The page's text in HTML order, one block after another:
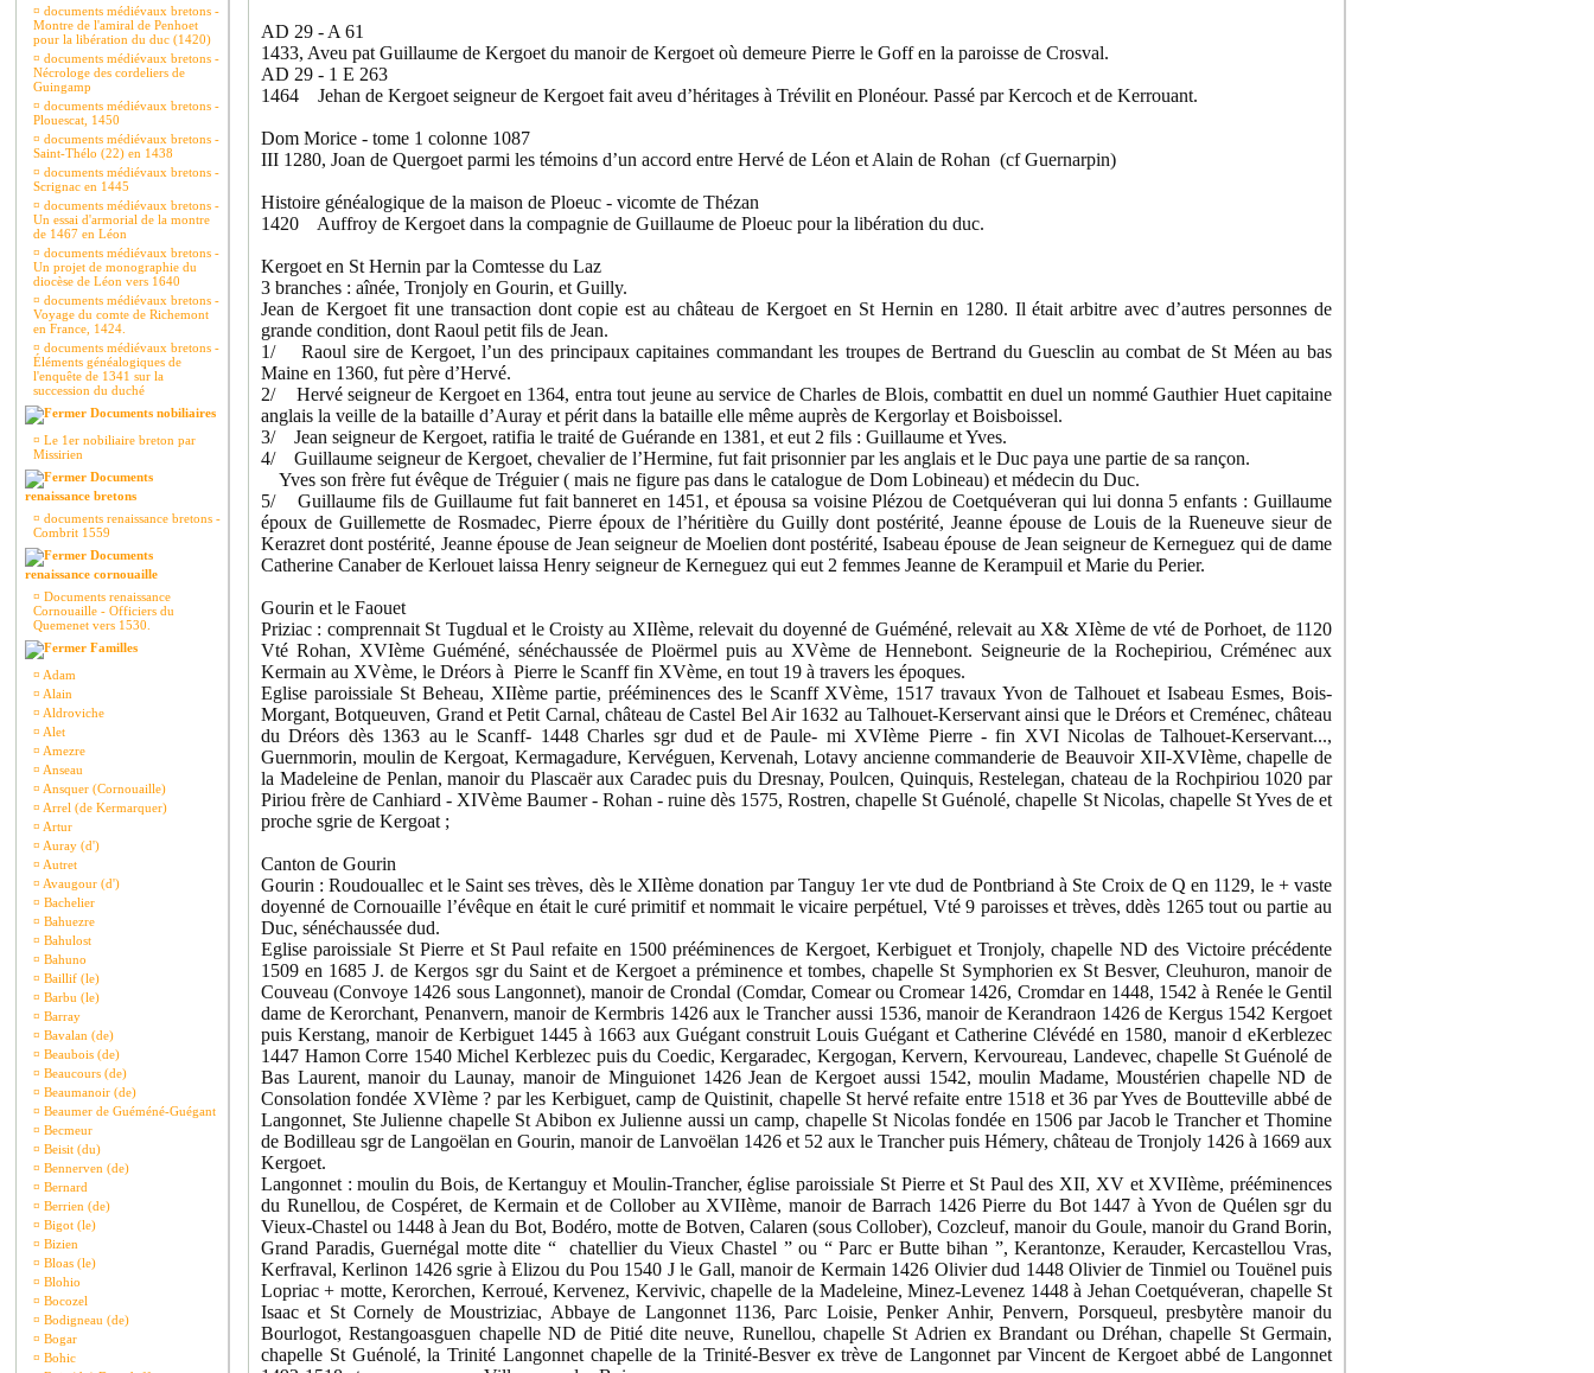
¤ documents médiévaux bretons -
Montre de l'amiral de Penhoet
pour la libération du duc (1420)
¤ documents médiévaux bretons -
Nécrologe des cordeliers de
Guingamp
¤ documents médiévaux bretons -
Plouescat, 1450
¤ documents médiévaux bretons -
Saint-Thélo (22) en 1438
¤ documents médiévaux bretons -
Scrignac en 1445
¤ documents médiévaux bretons -
Un essai d'armorial de la montre
de 1467 en Léon
¤ documents médiévaux bretons -
Un projet de monographie du
diocèse de Léon vers 1640
¤ documents médiévaux bretons -
Voyage du comte de Richemont
en France, 1424.
¤ documents médiévaux bretons -
Éléments généalogiques de
l'enquête de 1341 sur la
succession du duché
Documents nobiliaires
¤ Le 1er nobiliaire breton par
Missirien
Documents
renaissance bretons
¤ documents renaissance bretons -
Combrit 1559
Documents
renaissance cornouaille
¤ Documents renaissance
Cornouaille - Officiers du
Quemenet vers 1530.
Familles
¤ Adam
¤ Alain
¤ Aldroviche
¤ Alet
¤ Amezre
¤ Anseau
¤ Ansquer (Cornouaille)
¤ Arrel (de Kermarquer)
¤ Artur
¤ Auray (d')
¤ Autret
¤ Avaugour (d')
¤ Bachelier
¤ Bahuezre
¤ Bahulost
¤ Bahuno
¤ Baillif (le)
¤ Barbu (le)
¤ Barray
¤ Bavalan (de)
¤ Beaubois (de)
¤ Beaucours (de)
¤ Beaumanoir (de)
¤ Beaumer de Guéméné-Guégant
¤ Becmeur
¤ Beisit (du)
¤ Bennerven (de)
¤ Bernard
¤ Berrien (de)
¤ Bigot (le)
¤ Bizien
¤ Bloas (le)
¤ Blohio
¤ Bocozel
¤ Bodigneau (de)
¤ Bogar
¤ Bohic
AD 29 - A 61
1433, Aveu pat Guillaume de Kergoet du manoir de Kergoet où demeure Pierre le Goff en la paroisse de Crosval.
AD 29 - 1 E 263
1464 Jehan de Kergoet seigneur de Kergoet fait aveu d’héritages à Trévilit en Plonéour. Passé par Kercoch et de Kerrouant.
Dom Morice - tome 1 colonne 1087
III 1280, Joan de Quergoet parmi les témoins d’un accord entre Hervé de Léon et Alain de Rohan (cf Guernarpin)
Histoire généalogique de la maison de Ploeuc - vicomte de Thézan
1420 Auffroy de Kergoet dans la compagnie de Guillaume de Ploeuc pour la libération du duc.
Kergoet en St Hernin par la Comtesse du Laz
3 branches : aînée, Tronjoly en Gourin, et Guilly.
Jean de Kergoet fit une transaction dont copie est au château de Kergoet en St Hernin en 1280. Il était arbitre avec d’autres personnes de
grande condition, dont Raoul petit fils de Jean.
1/ Raoul sire de Kergoet, l’un des principaux capitaines commandant les troupes de Bertrand du Guesclin au combat de St Méen au bas
Maine en 1360, fut père d’Hervé.
2/ Hervé seigneur de Kergoet en 1364, entra tout jeune au service de Charles de Blois, combattit en duel un nommé Gauthier Huet capitaine
anglais la veille de la bataille d’Auray et périt dans la bataille elle même auprès de Kergorlay et Boisboissel.
3/ Jean seigneur de Kergoet, ratifia le traité de Guérande en 1381, et eut 2 fils : Guillaume et Yves.
4/ Guillaume seigneur de Kergoet, chevalier de l’Hermine, fut fait prisonnier par les anglais et le Duc paya une partie de sa rançon.
Yves son frère fut évêque de Tréguier ( mais ne figure pas dans le catalogue de Dom Lobineau) et médecin du Duc.
5/ Guillaume fils de Guillaume fut fait banneret en 1451, et épousa sa voisine Plézou de Coetquéveran qui lui donna 5 enfants : Guillaume
époux de Guillemette de Rosmadec, Pierre époux de l’héritière du Guilly dont postérité, Jeanne épouse de Louis de la Rueneuve sieur de
Kerazret dont postérité, Jeanne épouse de Jean seigneur de Moelien dont postérité, Isabeau épouse de Jean seigneur de Kerneguez qui de dame
Catherine Canaber de Kerlouet laissa Henry seigneur de Kerneguez qui eut 2 femmes Jeanne de Kerampuil et Marie du Perier.
Gourin et le Faouet
Priziac : comprennait St Tugdual et le Croisty au XIIème, relevait du doyenné de Guéméné, relevait au X& XIème de vté de Porhoet, de 1120
Vté Rohan, XVIème Guéméné, sénéchaussée de Ploërmel puis au XVème de Hennebont. Seigneurie de la Rochepiriou, Créménec aux
Kermain au XVème, le Dréors à Pierre le Scanff fin XVème, en tout 19 à travers les époques.
Eglise paroissiale St Beheau, XIIème partie, prééminences des le Scanff XVème, 1517 travaux Yvon de Talhouet et Isabeau Esmes, Bois-
Morgant, Botqueuven, Grand et Petit Carnal, château de Castel Bel Air 1632 au Talhouet-Kerservant ainsi que le Dréors et Creménec, château
du Dréors dès 1363 au le Scanff- 1448 Charles sgr dud et de Paule- mi XVIème Pierre - fin XVI Nicolas de Talhouet-Kerservant...,
Guernmorin, moulin de Kergoat, Kermagadure, Kervéguen, Kervenah, Lotavy ancienne commanderie de Beauvoir XII-XVIème, chapelle de
la Madeleine de Penlan, manoir du Plascaër aux Caradec puis du Dresnay, Poulcen, Quinquis, Restelegan, chateau de la Rochpiriou 1020 par
Piriou frère de Canhiard - XIVème Baumer - Rohan - ruine dès 1575, Rostren, chapelle St Guénolé, chapelle St Nicolas, chapelle St Yves de et
proche sgrie de Kergoat ;
Canton de Gourin
Gourin : Roudouallec et le Saint ses trèves, dès le XIIème donation par Tanguy 1er vte dud de Pontbriand à Ste Croix de Q en 1129, le + vaste
doyenné de Cornouaille l’évêque en était le curé primitif et nommait le vicaire perpétuel, Vté 9 paroisses et trèves, ddès 1265 tout ou partie au
Duc, sénéchaussée dud.
Eglise paroissiale St Pierre et St Paul refaite en 1500 prééminences de Kergoet, Kerbiguet et Tronjoly, chapelle ND des Victoire précédente
1509 en 1685 J. de Kergos sgr du Saint et de Kergoet a préminence et tombes, chapelle St Symphorien ex St Besver, Cleuhuron, manoir de
Couveau (Convoye 1426 sous Langonnet), manoir de Crondal (Comdar, Comear ou Cromear 1426, Cromdar en 1448, 1542 à Renée le Gentil
dame de Kerorchant, Penanvern, manoir de Kermbris 1426 aux le Trancher aussi 1536, manoir de Kerandraon 1426 de Kergus 1542 Kergoet
puis Kerstang, manoir de Kerbiguet 1445 à 1663 aux Guégant construit Louis Guégant et Catherine Clévédé en 1580, manoir d eKerblezec
1447 Hamon Corre 1540 Michel Kerblezec puis du Coedic, Kergaradec, Kergogan, Kervern, Kervoureau, Landevec, chapelle St Guénolé de
Bas Laurent, manoir du Launay, manoir de Minguionet 1426 Jean de Kergoet aussi 1542, moulin Madame, Moustérien chapelle ND de
Consolation fondée XVIème ? par les Kerbiguet, camp de Quistinit, chapelle St hervé refaite entre 1518 et 36 par Yves de Boutteville abbé de
Langonnet, Ste Julienne chapelle St Abibon ex Julienne aussi un camp, chapelle St Nicolas fondée en 1506 par Jacob le Trancher et Thomine
de Bodilleau sgr de Langoëlan en Gourin, manoir de Lanvoëlan 1426 et 52 aux le Trancher puis Hémery, château de Tronjoly 1426 à 1669 aux
Kergoet.
Langonnet : moulin du Bois, de Kertanguy et Moulin-Trancher, église paroissiale St Pierre et St Paul des XII, XV et XVIIème, prééminences
du Runellou, de Cospéret, de Kermain et de Collober au XVIIème, manoir de Barrach 1426 Pierre du Bot 1447 à Yvon de Quélen sgr du
Vieux-Chastel ou 1448 à Jean du Bot, Bodéro, motte de Botven, Calaren (sous Collober), Cozcleuf, manoir du Goule, manoir du Grand Borin,
Grand Paradis, Guernégal motte dite “ chatellier du Vieux Chastel ” ou “ Parc er Butte bihan ”, Kerantonze, Kerauder, Kercastellou Vras,
Kerfraval, Kerlinon 1426 sgrie à Elizou du Pou 1540 J le Gall, manoir de Kermain 1426 Olivier dud 1448 Olivier de Tinmiel ou Touënel puis
Lopriac + motte, Kerorchen, Kerroué, Kervenez, Kervivic, chapelle de la Madeleine, Minez-Levenez 1448 à Jehan Coetquéveran, chapelle St
Isaac et St Cornely de Moustriziac, Abbaye de Langonnet 1136, Parc Loisie, Penker Anhir, Penvern, Porsqueul, presbytère manoir du
Bourlogot, Restangoasguen chapelle ND de Pitié dite neuve, Runellou, chapelle St Adrien ex Brandant ou Dréhan, chapelle St Germain,
chapelle St Guénolé, la Trinité Langonnet chapelle de la Trinité-Besver ex trève de Langonnet par Vincent de Kergoet abbé de Langonnet